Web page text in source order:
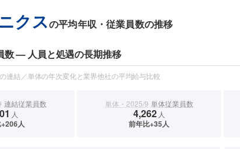
クスの平均年収・従業員数の推移
数 — 人員と処遇の長期推移
連結／単体の年次変化と業界他社の平均給与比較
連結従業員数
人
人
単体・2025/9 単体従業員数
4,262 人
前年比+35人